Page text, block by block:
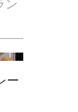
ン
ー